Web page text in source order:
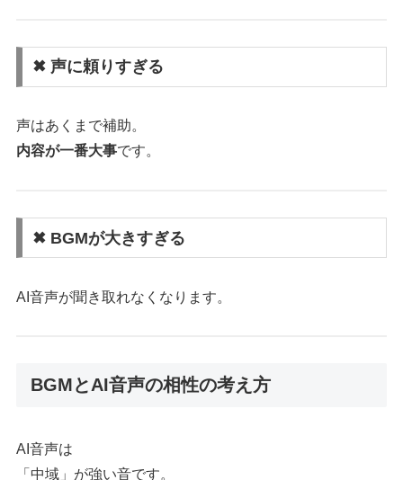
✖ 声に頼りすぎる
声はあくまで補助。
内容が一番大事です。
✖ BGMが大きすぎる
AI音声が聞き取れなくなります。
BGMとAI音声の相性の考え方
AI音声は
「中域」が強い音です。